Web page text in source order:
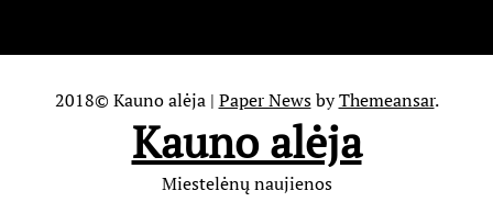
2018© Kauno alėja | Paper NewsbyThemeansar.
Kauno alėja
Miestelėnų naujienos